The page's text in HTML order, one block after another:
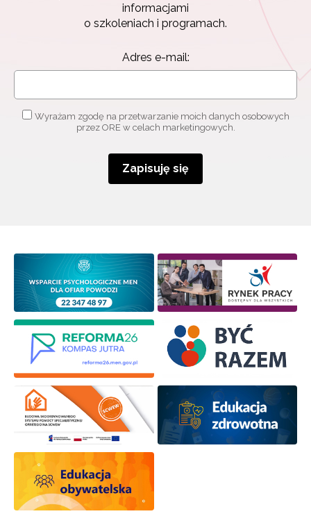
informacjami
o szkoleniach i programach.
Adres e-mail:
Wyrażam zgodę na przetwarzanie moich danych osobowych
przez ORE w celach marketingowych.
Zapisuję się